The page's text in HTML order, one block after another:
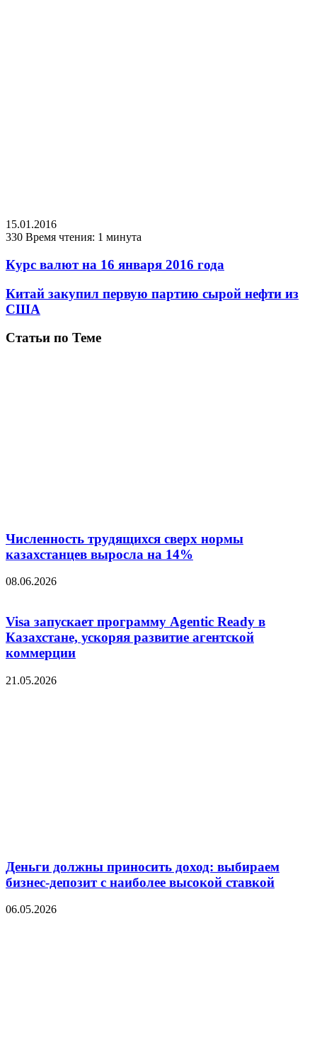
15.01.2016
330 Время чтения: 1 минута
Курс валют на 16 января 2016 года
Китай закупил первую партию сырой нефти из
США
Статьи по Теме
Численность трудящихся сверх нормы
казахстанцев выросла на 14%
08.06.2026
Visa запускает программу Agentic Ready в
Казахстане, ускоряя развитие агентской
коммерции
21.05.2026
Деньги должны приносить доход: выбираем
бизнес-депозит с наиболее высокой ставкой
06.05.2026